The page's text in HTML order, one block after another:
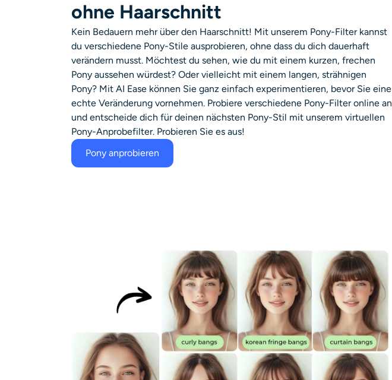
ohne Haarschnitt
Kein Bedauern mehr über den Haarschnitt! Mit unserem Pony-Filter kannst
du verschiedene Pony-Stile ausprobieren, ohne dass du dich dauerhaft
verändern musst. Möchtest du sehen, wie du mit einem kurzen, frechen
Pony aussehen würdest? Oder vielleicht mit einem langen, strähnigen
Pony? Mit AI Ease können Sie ganz einfach experimentieren, bevor Sie eine
echte Veränderung vornehmen. Probiere verschiedene Pony-Filter online an
und entscheide dich für deinen nächsten Pony-Stil mit unserem virtuellen
Pony-Anprobefilter. Probieren Sie es aus!
Pony anprobieren